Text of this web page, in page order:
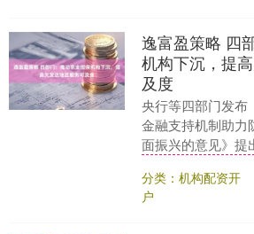
逸富盈策略 四
机构下沉，提
及度
央行等四部门发布
金融支持机制助力
面振兴的意见》提
务模式。各金融
强、带动增收效果
分类：机构配资开
户